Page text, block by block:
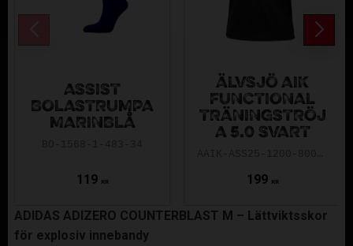
ASSIST
BOLASTRUMPA
MARINBLÅ
119 KR
ÄLVSJÖ AIK
FUNCTIONAL
TRÄNINGSTRÖJ
A 5.0 SVART
199 KR
ADIDAS ADIZERO COUNTERBLAST M – Lättviktsskor
för explosiv innebandy